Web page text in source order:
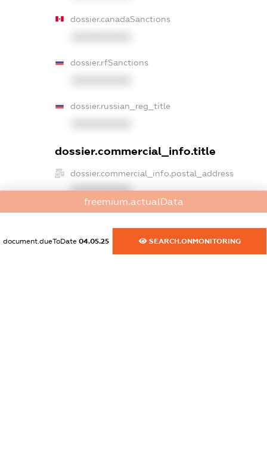
dossier.canadaSanctions
dossier.rfSanctions
dossier.russian_reg_title
dossier.commercial_info.title
dossier.commercial_info.postal_address
XXXXXXXXXX
dossier.commercial_info.phone
XXXXXXXXXX
dossier.commercial_info.fax
freemium.actualData
document.dueToDate 04.05.25 SEARCH.ONMONITORING